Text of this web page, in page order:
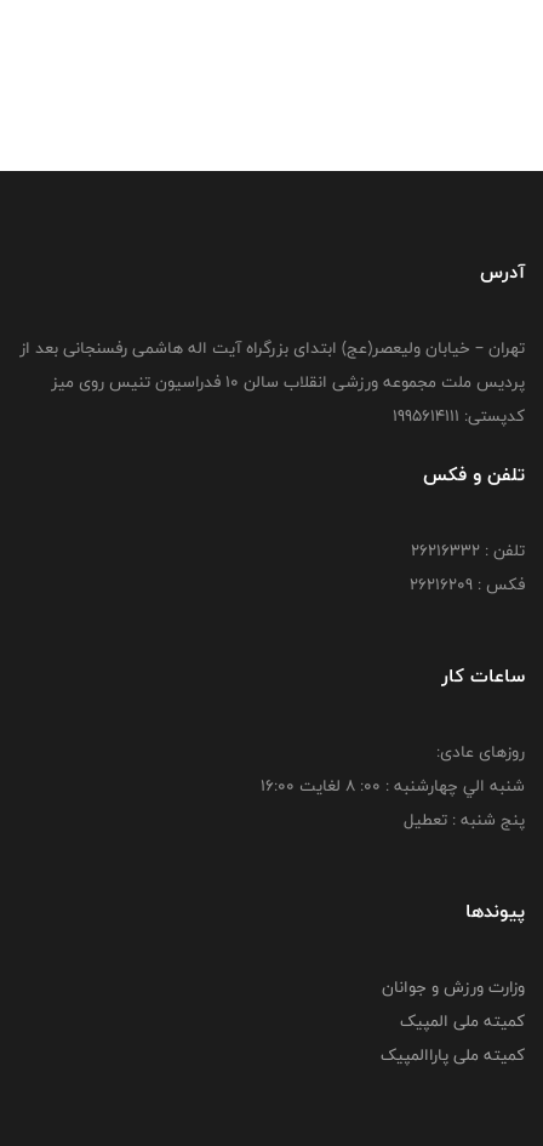
آدرس
تهران – خیابان ولیعصر(عج) ابتدای بزرگراه آیت اله هاشمی رفسنجانی بعد از
پردیس ملت مجموعه ورزشی انقلاب سالن 10 فدراسیون تنیس روی میز
کدپستی: 1995614111
تلفن و فکس
تلفن : 26216332
فکس : 26216209
ساعات کار
روزهای عادی:
شنبه الي چهارشنبه : 00: 8 لغايت 16:00
پنج شنبه : تعطیل
پیوندها
وزارت ورزش و جوانان
کمیته ملی المپیک
کمیته ملی پاراالمپیک